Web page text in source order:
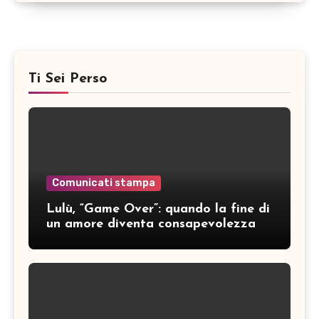
Ti Sei Perso
Comunicati stampa
Lulù, “Game Over”: quando la fine di
un amore diventa consapevolezza